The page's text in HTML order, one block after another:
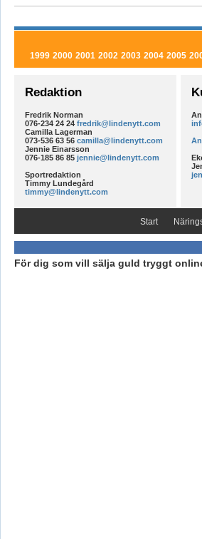
1999 2000 2001 2002 2003 2004 2005
Redaktion
Fredrik Norman
076-234 24 24 fredrik@lindenytt.com
Camilla Lagerman
073-536 63 56 camilla@lindenytt.com
Jennie Einarsson
076-185 86 85 jennie@lindenytt.com
Sportredaktion
Timmy Lundegård
timmy@lindenytt.com
Start
För dig som vill sälja guld tryggt